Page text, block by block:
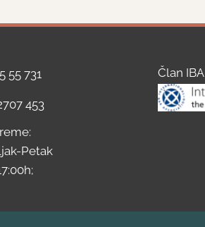
55 731
453
Petak
Član IBA